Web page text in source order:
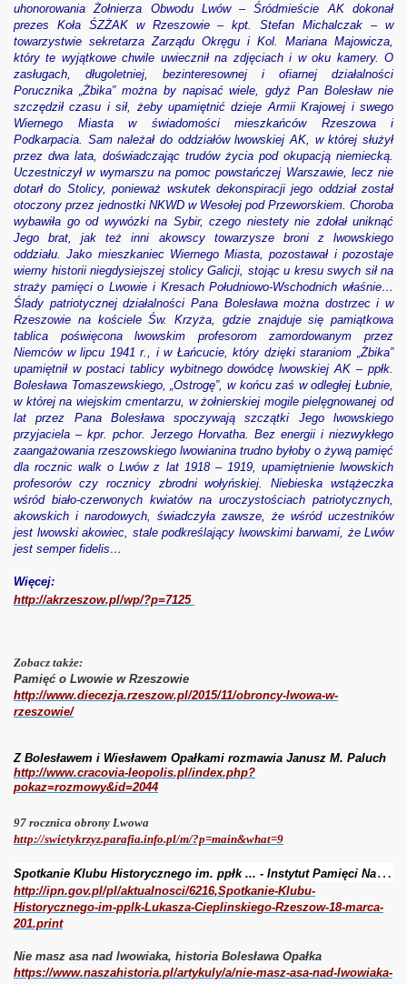
uhonorowania Żołnierza Obwodu Lwów – Śródmieście AK dokonał
prezes Koła ŚZŻAK w Rzeszowie – kpt. Stefan Michalczak – w
towarzystwie sekretarza Zarządu Okręgu i Kol. Mariana Majowicza,
który te wyjątkowe chwile uwiecznił na zdjęciach i w oku kamery. O
zasługach, długoletniej, bezinteresownej i ofiarnej działalności
Porucznika „Żbika” można by napisać wiele, gdyż Pan Bolesław nie
szczędził czasu i sił, żeby upamiętnić dzieje Armii Krajowej i swego
Wiernego Miasta w świadomości mieszkańców Rzeszowa i
Podkarpacia. Sam należał do oddziałów lwowskiej AK, w której służył
przez dwa lata, doświadczając trudów życia pod okupacją niemiecką.
Uczestniczył w wymarszu na pomoc powstańczej Warszawie, lecz nie
dotarł do Stolicy, ponieważ wskutek dekonspiracji jego oddział został
otoczony przez jednostki NKWD w Wesołej pod Przeworskiem. Choroba
wybawiła go od wywózki na Sybir, czego niestety nie zdołał uniknąć
Jego brat, jak też inni akowscy towarzysze broni z lwowskiego
oddziału. Jako mieszkaniec Wiernego Miasta, pozostawał i pozostaje
wierny historii niegdysiejszej stolicy Galicji, stojąc u kresu swych sił na
straży pamięci o Lwowie i Kresach Południowo-Wschodnich właśnie…
Ślady patriotycznej działalności Pana Bolesława można dostrzec i w
Rzeszowie na kościele Św. Krzyża, gdzie znajduje się pamiątkowa
tablica poświęcona lwowskim profesorom zamordowanym przez
Niemców w lipcu 1941 r., i w Łańcucie, który dzięki staraniom „Żbika”
upamiętnił w postaci tablicy wybitnego dowódcę lwowskiej AK – ppłk.
Bolesława Tomaszewskiego, „Ostrogę”, w końcu zaś w odległej Łubnie,
w której na wiejskim cmentarzu, w żołnierskiej mogile pielęgnowanej od
lat przez Pana Bolesława spoczywają szczątki Jego lwowskiego
przyjaciela – kpr. pchor. Jerzego Horvatha. Bez energii i niezwykłego
zaangażowania rzeszowskiego lwowianina trudno byłoby o żywą pamięć
dla rocznic walk o Lwów z lat 1918 – 1919, upamiętnienie lwowskich
profesorów czy rocznicy zbrodni wołyńskiej. Niebieska wstążeczka
wśród biało-czerwonych kwiatów na uroczystościach patriotycznych,
akowskich i narodowych, świadczyła zawsze, że wśród uczestników
jest lwowski akowiec, stale podkreślający lwowskimi barwami, że Lwów
jest semper fidelis…
Więcej:
http://akrzeszow.pl/wp/?p=7125
Zobacz także:
Pamięć o Lwowie w Rzeszowie
http://www.diecezja.rzeszow.pl/2015/11/obroncy-lwowa-w-
rzeszowie/
Z Bolesławem i Wiesławem Opałkami rozmawia Janusz M. Paluch
http://www.cracovia-leopolis.pl/index.php?
pokaz=rozmowy&id=2044
97 rocznica obrony Lwowa
http://swietykrzyz.parafia.info.pl/m/?p=main&what=9
S
potkanie Klubu Historycznego im. ppłk ... - Instytut Pamięci Narodowej
http://ipn.gov.pl/pl/aktualnosci/6216,Spotkanie-Klubu-
Historycznego-im-pplk-Lukasza-Cieplinskiego-Rzeszow-18-marca-
201.print
Nie masz asa nad lwowiaka, historia Bolesława Opałka
https://www.naszahistoria.pl/artykuly/a/nie-masz-asa-nad-lwowiaka-
Klubu TMLiKP-W w Lezajsku
z okazji Narodowego Dnia Pamieci Ofiar
naukowa w Warszawie pt. "NALEZNA PRAWDA I
Lwowa na upamietnienie profesorow lwowskich
Kresowian Jasna Gora
spotkanie z prof. dr hab. Janem Zarynem w Rzeszowie
USTAWE O PENALIZACJI BANDERYZMU
Boleslawa Opalka Prezesa TMLiKP-W w Rzeszowie
BACZYNSKIEJ
TMLiKP-W w Lezajsku